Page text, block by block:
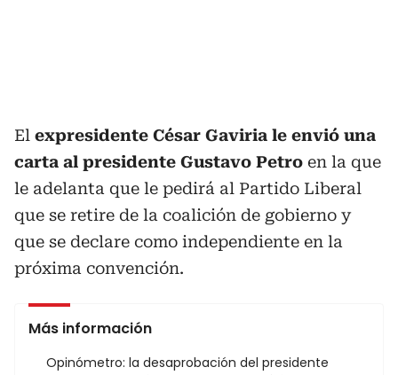
El expresidente César Gaviria le envió una
carta al presidente Gustavo Petro en la que
le adelanta que le pedirá al Partido Liberal
que se retire de la coalición de gobierno y
que se declare como independiente en la
próxima convención.
Más información
Opinómetro: la desaprobación del presidente